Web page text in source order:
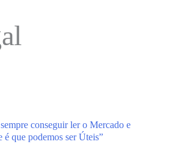
conseguir ler o Mercado e
é que podemos ser Úteis”